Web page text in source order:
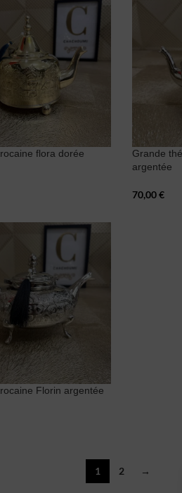
flora dorée
Grande
argentée
70,00€
Florin argentée
1 2 →